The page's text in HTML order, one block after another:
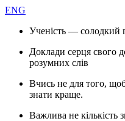
ENG
Ученість — солодкий
Доклади серця свого
розумних слів
Вчись не для того,
знати краще.
Важлива не кількість